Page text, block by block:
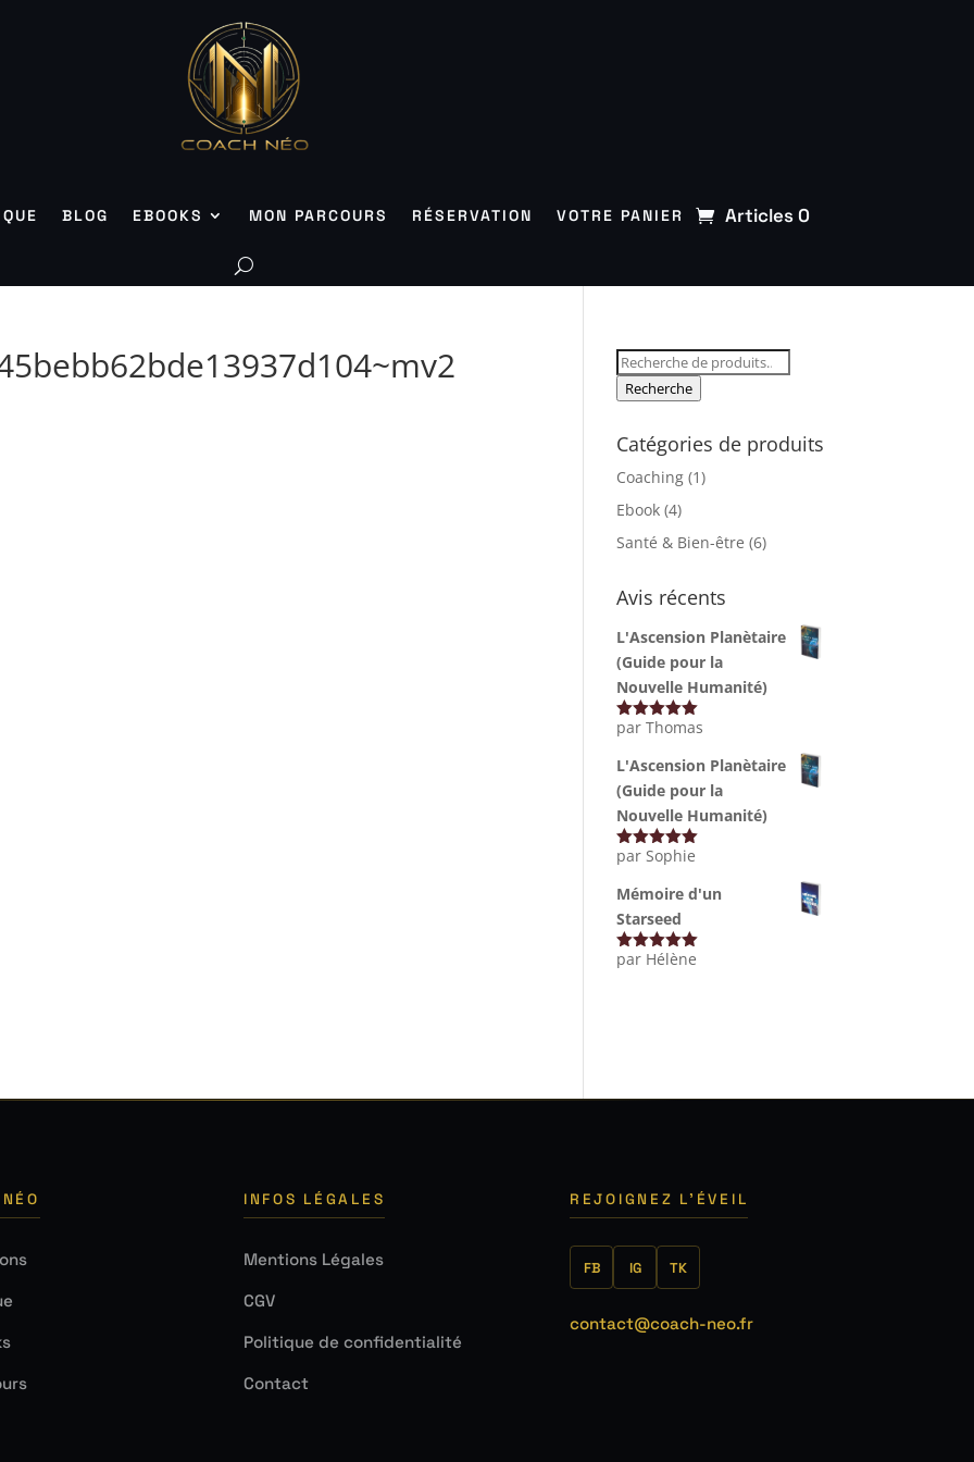
BLOG EBOOKS MON PARCOURS RÉSERVATION VOTRE PANIER Articles 0
Recherche
pour :
Recherche
Catégories de produits
Coaching (1)
Ebook (4)
Santé & Bien-être (6)
Avis récents
L'Ascension Planètaire
(Guide pour la
Nouvelle Humanité)
Note 5sur
par Thomas
L'Ascension Planètaire
(Guide pour la
Nouvelle Humanité)
Note5sur
par Sophie
Mémoire d'un
Starseed
Note5sur
par Hélène
INFOS LÉGALES
Mentions Légales
CGV
Politique de confidentialité
Contact
REJOIGNEZ L'ÉVEIL
FB IG TK
contact@coach-neo.fr